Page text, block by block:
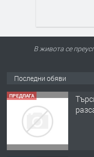
В живота се
Последни обяви
ПРЕДЛАГА